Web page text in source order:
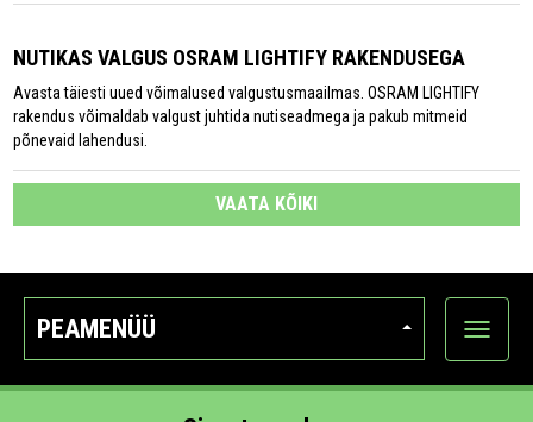
NUTIKAS VALGUS OSRAM LIGHTIFY RAKENDUSEGA
Avasta täiesti uued võimalused valgustusmaailmas. OSRAM LIGHTIFY
rakendus võimaldab valgust juhtida nutiseadmega ja pakub mitmeid
põnevaid lahendusi.
VAATA KÕIKI
PEAMENÜÜ
Ava